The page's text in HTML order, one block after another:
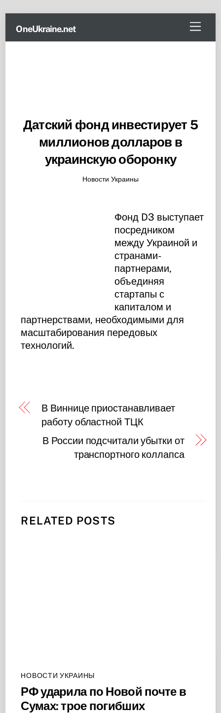
content
Menu
OneUkraine.net
Датский фонд инвестирует 5
миллионов долларов в
украинскую оборонку
Новости Украины
Фонд D3 выступает
посредником
между Украиной и
странами-
партнерами,
объединяя
стартапы с
капиталом и
партнерствами, необходимыми для
масштабирования передовых
технологий.
В Виннице приостанавливает
работу областной ТЦК
В России подсчитали убытки от
транспортного коллапса
RELATED POSTS
НОВОСТИ УКРАИНЫ
РФ ударила по Новой почте в
Сумах: трое погибших